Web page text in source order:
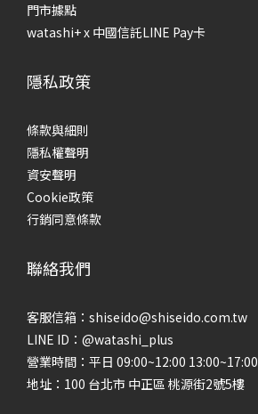
門市據點
watashi+ x 中國信託LINE Pay卡
隱私政策
條款與細則
隱私權聲明
資安聲明
Cookie政策
行銷同意條款
聯絡我們
客服信箱：shiseido@shiseido.com.tw
LINE ID：@watashi_plus
營業時間：平日 09:00~12:00 13:00~17:00
地址：100 台北市 中正區 桃源街2號5樓